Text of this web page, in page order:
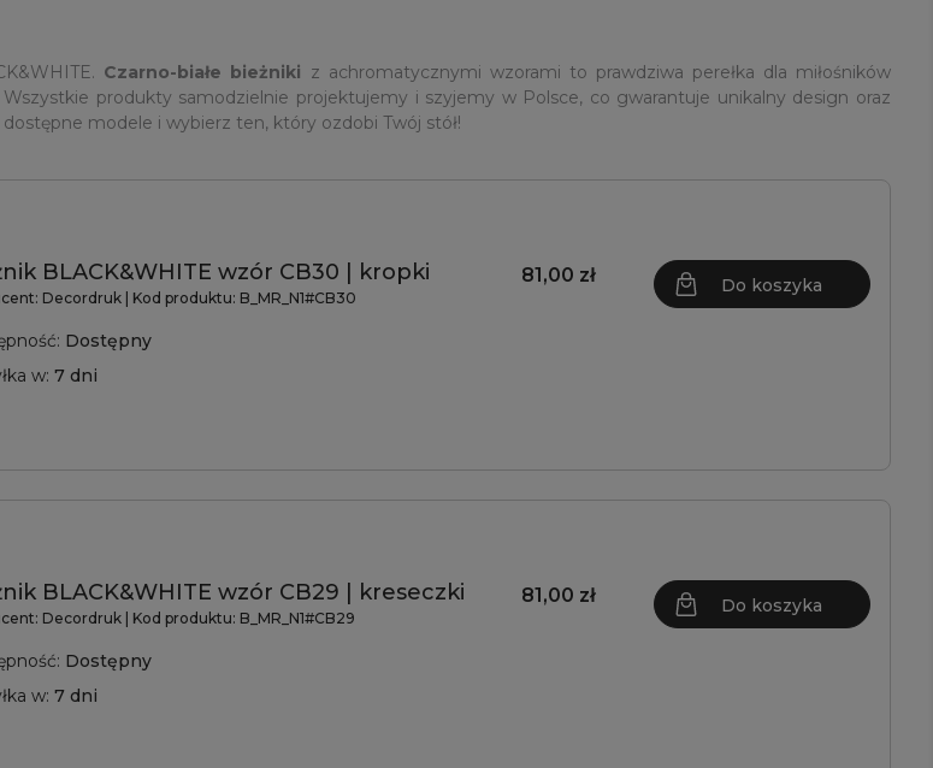
Czarno-białe bieżniki z achromatycznymi wzorami to prawdziwa perełka dla miłośników
produkty samodzielnie projektujemy i szyjemy w Polsce, co gwarantuje unikalny design oraz
dostępne modele i wybierz ten, który ozdobi Twój stół!
BLACK&WHITE wzór CB30 | kropki
Decordruk | Kod produktu: B_MR_N1#CB30
Dostępny
w: 7 dni
81,00 zł Do koszyka
BLACK&WHITE wzór CB29 | kreseczki
Decordruk | Kod produktu: B_MR_N1#CB29
Dostępny
w: 7 dni
81,00 zł Do koszyka